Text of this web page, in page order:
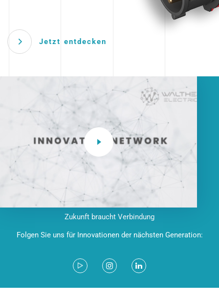
Jetzt entdecken
Zukunft braucht Verbindung
Folgen Sie uns für Innovationen der nächsten Generation: